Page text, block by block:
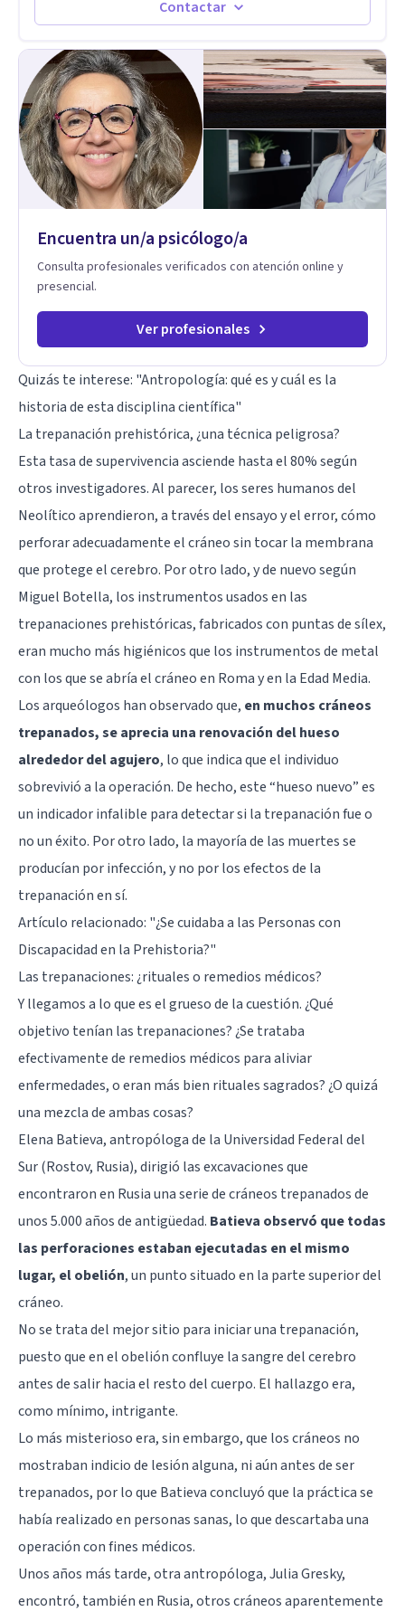
herramientas concretas para el cambio, que permitan
desarrollar nuevas habilidades y estrategias basadas en la
Contactar
Encuentra un/a psicólogo/a
Consulta profesionales verificados con atención online y
presencial.
Ver profesionales
Quizás te interese: "Antropología: qué es y cuál es la
historia de esta disciplina científica"
La trepanación prehistórica, ¿una técnica peligrosa?
Esta tasa de supervivencia asciende hasta el 80% según
otros investigadores. Al parecer, los seres humanos del
Neolítico aprendieron, a través del ensayo y el error, cómo
perforar adecuadamente el cráneo sin tocar la membrana
que protege el cerebro. Por otro lado, y de nuevo según
Miguel Botella, los instrumentos usados en las
trepanaciones prehistóricas, fabricados con puntas de sílex,
eran mucho más higiénicos que los instrumentos de metal
con los que se abría el cráneo en Roma y en la Edad Media.
Los arqueólogos han observado que, en muchos cráneos
trepanados, se aprecia una renovación del hueso
alrededor del agujero, lo que indica que el individuo
sobrevivió a la operación. De hecho, este “hueso nuevo” es
un indicador infalible para detectar si la trepanación fue o
no un éxito. Por otro lado, la mayoría de las muertes se
producían por infección, y no por los efectos de la
trepanación en sí.
Artículo relacionado: "¿Se cuidaba a las Personas con
Discapacidad en la Prehistoria?"
Las trepanaciones: ¿rituales o remedios médicos?
Y llegamos a lo que es el grueso de la cuestión. ¿Qué
objetivo tenían las trepanaciones? ¿Se trataba
efectivamente de remedios médicos para aliviar
enfermedades, o eran más bien rituales sagrados? ¿O quizá
una mezcla de ambas cosas?
Elena Batieva, antropóloga de la Universidad Federal del
Sur (Rostov, Rusia), dirigió las excavaciones que
encontraron en Rusia una serie de cráneos trepanados de
unos 5.000 años de antigüedad. Batieva observó que todas
las perforaciones estaban ejecutadas en el mismo
lugar, el obelión, un punto situado en la parte superior del
cráneo.
No se trata del mejor sitio para iniciar una trepanación,
puesto que en el obelión confluye la sangre del cerebro
antes de salir hacia el resto del cuerpo. El hallazgo era,
como mínimo, intrigante.
Lo más misterioso era, sin embargo, que los cráneos no
mostraban indicio de lesión alguna, ni aún antes de ser
trepanados, por lo que Batieva concluyó que la práctica se
había realizado en personas sanas, lo que descartaba una
operación con fines médicos.
Unos años más tarde, otra antropóloga, Julia Gresky,
encontró, también en Rusia, otros cráneos aparentemente